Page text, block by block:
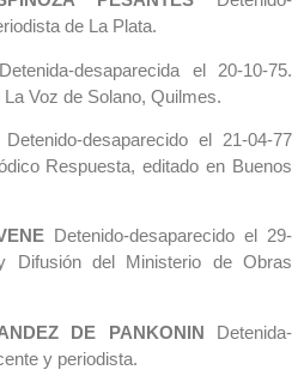
de La Plata.
desaparecida el 20-10-75.
Voz de Solano, Quilmes.
Detenido-desaparecido el 21-04-77
Respuesta, editado en Buenos
Detenido-desaparecido el 29-
Difusión del Ministerio de Obras
DE PANKONIN Detenida-
y periodista.